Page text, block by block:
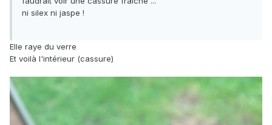
ni silex ni jaspe !
Elle raye du verre
Et voilà l'intérieur (cassure)